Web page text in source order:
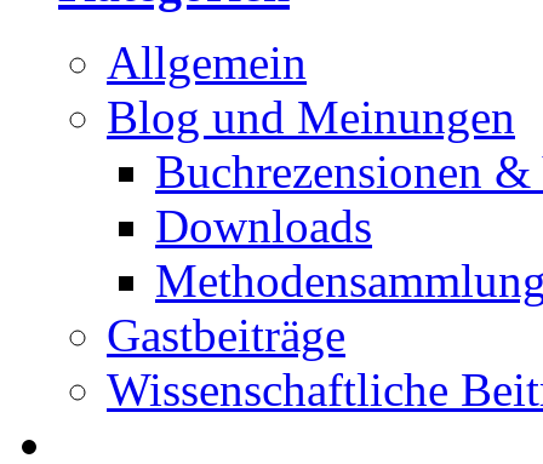
Allgemein
Blog und Meinungen
Buchrezensionen
Downloads
Gastbeiträge
Wissenschaftliche